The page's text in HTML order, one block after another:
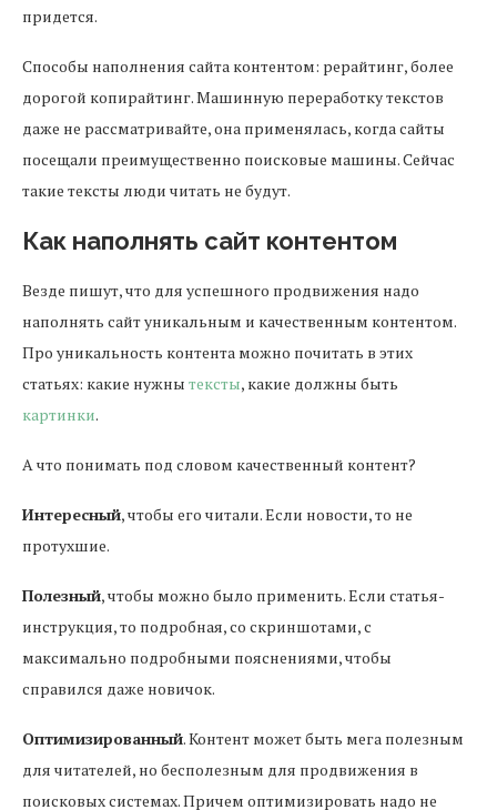
придется.
Способы наполнения сайта контентом: рерайтинг, более
дорогой копирайтинг. Машинную переработку текстов
даже не рассматривайте, она применялась, когда сайты
посещали преимущественно поисковые машины. Сейчас
такие тексты люди читать не будут.
Как наполнять сайт контентом
Везде пишут, что для успешного продвижения надо
наполнять сайт уникальным и качественным контентом.
Про уникальность контента можно почитать в этих
статьях: какие нужны тексты, какие должны быть
картинки.
А что понимать под словом качественный контент?
Интересный, чтобы его читали. Если новости, то не
протухшие.
Полезный, чтобы можно было применить. Если статья-
инструкция, то подробная, со скриншотами, с
максимально подробными пояснениями, чтобы
справился даже новичок.
Оптимизированный. Контент может быть мега полезным
для читателей, но бесполезным для продвижения в
поисковых системах. Причем оптимизировать надо не